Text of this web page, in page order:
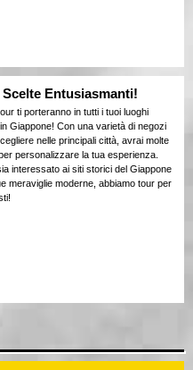
Scelte Entusiasmanti!
ti porteranno in tutti i tuoi luoghi
Giappone! Con una varietà di negozi
nelle principali città, avrai molte
personalizzare la tua esperienza.
interessato ai siti storici del Giappone
meraviglie moderne, abbiamo tour per